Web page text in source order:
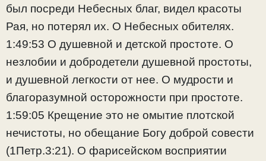
был посреди Небесных благ, видел красоты
Рая, но потерял их. О Небесных обителях.
1:49:53 О душевной и детской простоте. О
незлобии и добродетели душевной простоты,
и душевной легкости от нее. О мудрости и
благоразумной осторожности при простоте.
1:59:05 Крещение это не омытие плотской
нечистоты, но обещание Богу доброй совести
(1Петр.3:21). О фарисейском восприятии